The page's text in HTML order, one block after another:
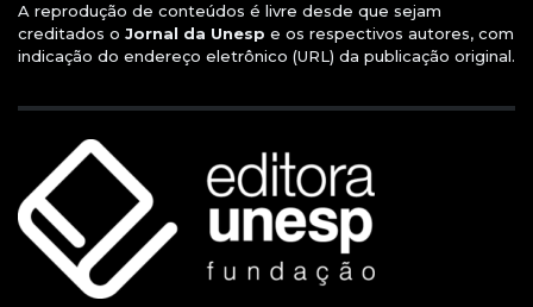
A reprodução de conteúdos é livre desde que sejam
creditados o Jornal da Unesp e os respectivos autores, com
indicação do endereço eletrônico (URL) da publicação original.